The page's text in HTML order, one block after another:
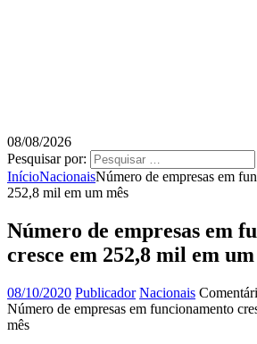
08/08/2026
Pesquisar por:
InícioNacionaisNúmero de empresas em
252,8 mil em um mês
Número de empresas em
cresce em 252,8 mil em um
08/10/2020 Publicador Nacionais
Número de empresas em funcionamento
mês